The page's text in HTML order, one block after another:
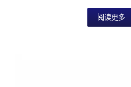
阅读更多